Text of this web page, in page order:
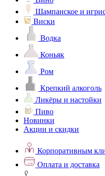
Шампанское и
Виски
Водка
Коньяк
Ром
Крепкий алкоголь
Ликёры и настойки
Пиво
Новинки
Акции и скидки
Корпоративным
Оплата и доставка